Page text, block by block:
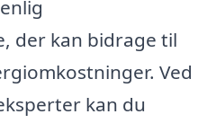
der kan bidrage til
Ved
kan du